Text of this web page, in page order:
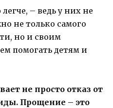
– ведь у них не
не только самого
но и своим
помогать детям и
не просто отказ от
Прощение – это